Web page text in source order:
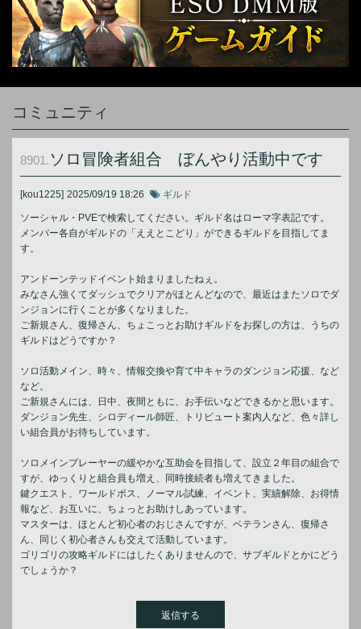
コミュニティ
8901.ソロ冒険者組合 ぼんやり活動中です
[kou1225] 2025/09/19 18:26 ギルド
ソーシャル・PVEで検索してください。ギルド名はローマ字表記です。
メンバー各自がギルドの「ええとこどり」ができるギルドを目指してま
す。
アンドーンテッドイベント始まりましたねぇ。
みなさん強くてダッシュでクリアがほとんどなので、最近はまたソロでダ
ンジョンに行くことが多くなりました。
ご新規さん、復帰さん、ちょこっとお助けギルドをお探しの方は、うちの
ギルドはどうですか？
ソロ活動メイン、時々、情報交換や育て中キャラのダンジョン応援、など
など。
ご新規さんには、日中、夜間ともに、お手伝いなどできるかと思います。
ダンジョン先生、シロディール師匠、トリビュート案内人など、色々詳し
い組合員がお待ちしています。
ソロメインプレーヤーの緩やかな互助会を目指して、設立２年目の組合で
すが、ゆっくりと組合員も増え、同時接続者も増えてきました。
鍵クエスト、ワールドボス、ノーマル試練、イベント、実績解除、お得情
報など、お互いに、ちょっとお助けしあっています。
マスターは、ほとんど初心者のおじさんですが、ベテランさん、復帰さ
ん、同じく初心者さんも交えて活動しています。
ゴリゴリの攻略ギルドにはしたくありませんので、サブギルドとかにどう
でしょうか？
返信する